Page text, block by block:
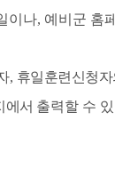
이나, 예비군 홈
, 휴일훈련신청
에서 출력할 수